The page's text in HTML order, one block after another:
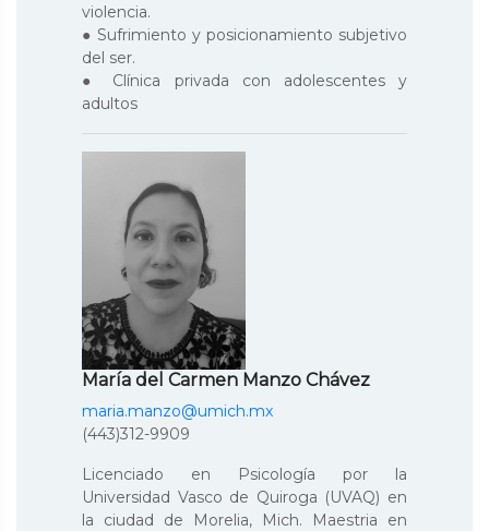
violencia.
● Sufrimiento y posicionamiento subjetivo
del ser.
● Clínica privada con adolescentes y
adultos
María del Carmen Manzo Chávez
maria.manzo@umich.mx
(443)312-9909
Licenciado en Psicología por la
Universidad Vasco de Quiroga (UVAQ) en
la ciudad de Morelia, Mich. Maestria en